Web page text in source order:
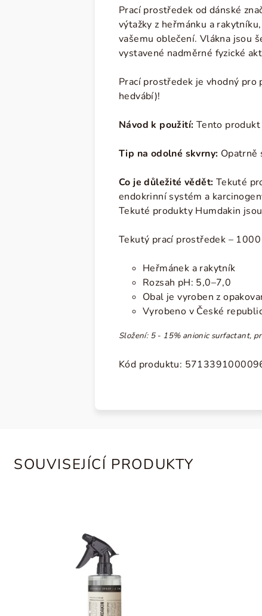
Prací prostředek od dánské
výtažky z heřmánku a
vašemu oblečení. Vlákna jsou
vystavené nadměrné fyzické
Prací prostředek je vhodný pro
hedvábí)!
Návod k použití: Tento
Tip na odolné skvrny: Opatrně
Co je důležité vědět: Tekuté
endokrinní systém a
Tekuté produkty Humdakin
Tekutý prací prostředek –
Heřmánek a rakytník
Rozsah pH: 5,0–7,0
Obal je vyroben z
Vyrobeno v České
Složení: 5 - 15% anionic surfactant,
Kód produktu:
SOUVISEJÍCÍ PRODUKTY